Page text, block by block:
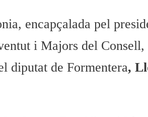
encapçalada pel
i Majors del Consell,
diputat de Formentera,